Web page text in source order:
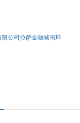
限公司拉萨金融城南环